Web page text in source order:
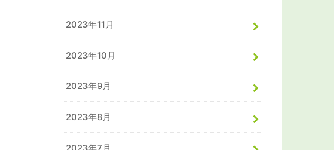
2023年11月
2023年10月
2023年9月
2023年8月